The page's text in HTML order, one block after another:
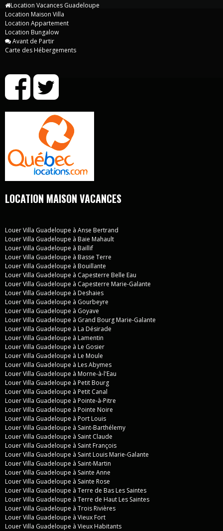
Location Vacances Guadeloupe
Location Maison Villa
Location Appartement
Location Bungalow
Avant de Partir
Carte des Hébergements
LOCATION MAISON VACANCES
Louer Villa Guadeloupe à Anse Bertrand
Louer Villa Guadeloupe à Baie Mahault
Louer Villa Guadeloupe à Baillif
Louer Villa Guadeloupe à Basse Terre
Louer Villa Guadeloupe à Bouillante
Louer Villa Guadeloupe à Capesterre Belle Eau
Louer Villa Guadeloupe à Capesterre Marie-Galante
Louer Villa Guadeloupe à Deshaies
Louer Villa Guadeloupe à Gourbeyre
Louer Villa Guadeloupe à Goyave
Louer Villa Guadeloupe à Grand Bourg Marie-Galante
Louer Villa Guadeloupe à La Désirade
Louer Villa Guadeloupe à Lamentin
Louer Villa Guadeloupe à Le Gosier
Louer Villa Guadeloupe à Le Moule
Louer Villa Guadeloupe à Les Abymes
Louer Villa Guadeloupe à Morne-à-l'Eau
Louer Villa Guadeloupe à Petit Bourg
Louer Villa Guadeloupe à Petit Canal
Louer Villa Guadeloupe à Pointe-à-Pitre
Louer Villa Guadeloupe à Pointe Noire
Louer Villa Guadeloupe à Port Louis
Louer Villa Guadeloupe à Saint-Barthélemy
Louer Villa Guadeloupe à Saint Claude
Louer Villa Guadeloupe à Saint François
Louer Villa Guadeloupe à Saint Louis Marie-Galante
Louer Villa Guadeloupe à Saint-Martin
Louer Villa Guadeloupe à Sainte Anne
Louer Villa Guadeloupe à Sainte Rose
Louer Villa Guadeloupe à Terre de Bas Les Saintes
Louer Villa Guadeloupe à Terre de Haut Les Saintes
Louer Villa Guadeloupe à Trois Rivières
Louer Villa Guadeloupe à Vieux Fort
Louer Villa Guadeloupe à Vieux Habitants